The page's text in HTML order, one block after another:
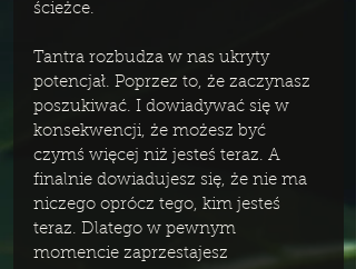
ścieżce.
Tantra rozbudza w nas ukryty
potencjał. Poprzez to, że zaczynasz
poszukiwać. I dowiadywać się w
konsekwencji, że możesz być
czymś więcej niż jesteś teraz. A
finalnie dowiadujesz się, że nie ma
niczego oprócz tego, kim jesteś
teraz. Dlatego w pewnym
momencie zaprzestajesz